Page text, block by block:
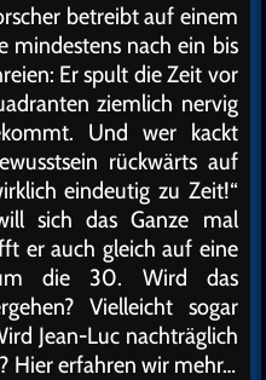
betreibt auf einem
mindestens nach ein bis
Er spult die Zeit vor
ziemlich nervig
Und wer kackt
rückwärts auf
eindeutig zu Zeit!“
sich das Ganze mal
er auch gleich auf eine
die 30. Wird das
Vielleicht sogar
Jean-Luc nachträglich
Hier erfahren wir mehr…